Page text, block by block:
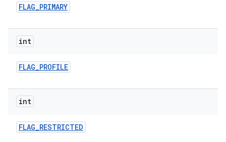
FLAG_PRIMARY
int
FLAG_PROFILE
int
FLAG_RESTRICTED